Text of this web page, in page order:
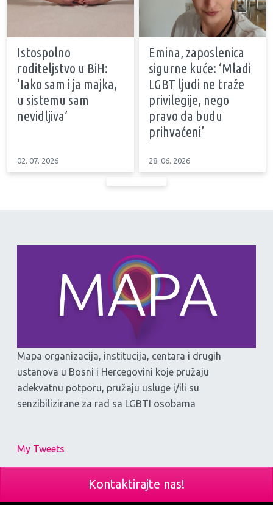
Istospolno
roditeljstvo u BiH:
‘Iako sam i ja majka,
u sistemu sam
nevidljiva’
02. 07. 2026
Emina, zaposlenica
sigurne kuće: ‘Mladi
LGBT ljudi ne traže
privilegije, nego
pravo da budu
prihvaćeni’
28. 06. 2026
Mapa organizacija, institucija, centara i drugih
ustanova u Bosni i Hercegovini koje pružaju
adekvatnu potporu, pružaju usluge i/ili su
senzibilizirane za rad sa LGBTI osobama
My Tweets
Kontaktirajte nas!